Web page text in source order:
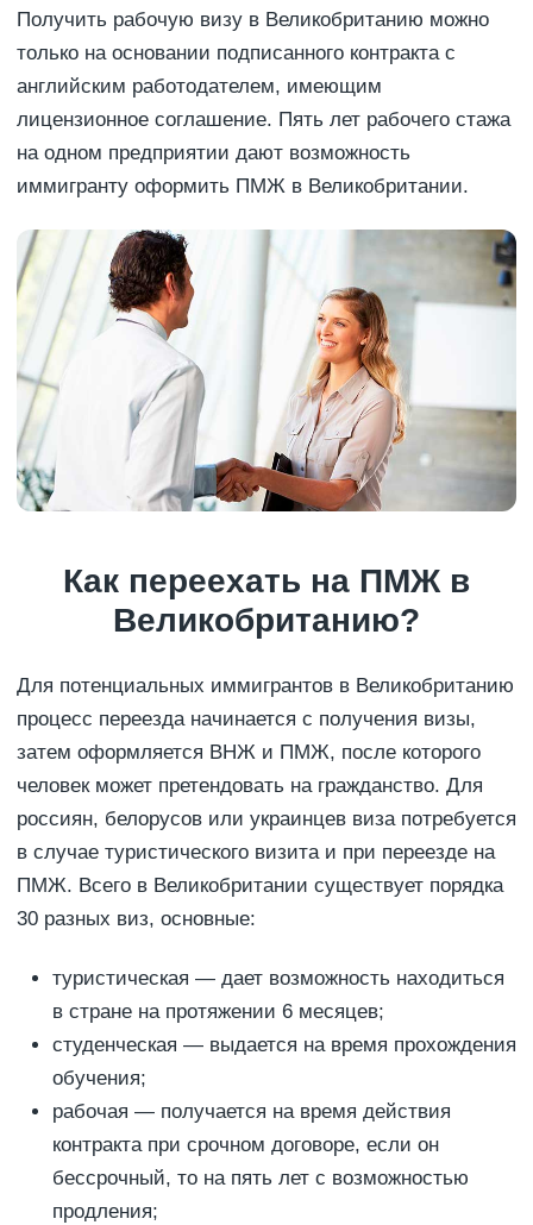
Получить рабочую визу в Великобританию можно
только на основании подписанного контракта с
английским работодателем, имеющим
лицензионное соглашение. Пять лет рабочего стажа
на одном предприятии дают возможность
иммигранту оформить ПМЖ в Великобритании.
Как переехать на ПМЖ в
Великобританию?
Для потенциальных иммигрантов в Великобританию
процесс переезда начинается с получения визы,
затем оформляется ВНЖ и ПМЖ, после которого
человек может претендовать на гражданство. Для
россиян, белорусов или украинцев виза потребуется
в случае туристического визита и при переезде на
ПМЖ. Всего в Великобритании существует порядка
30 разных виз, основные:
туристическая — дает возможность находиться
в стране на протяжении 6 месяцев;
студенческая — выдается на время прохождения
обучения;
рабочая — получается на время действия
контракта при срочном договоре, если он
бессрочный, то на пять лет с возможностью
продления;